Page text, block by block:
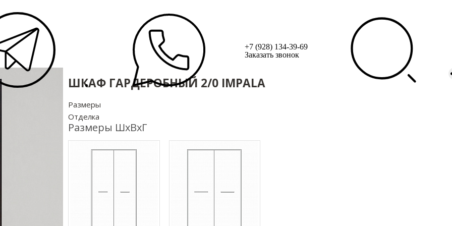
+7 (928) 134-39-69
Заказать звонок
ШКАФ ГАРДЕРОБНЫЙ 2/0 IMPALA
Размеры
Отделка
Размеры ШхВхГ